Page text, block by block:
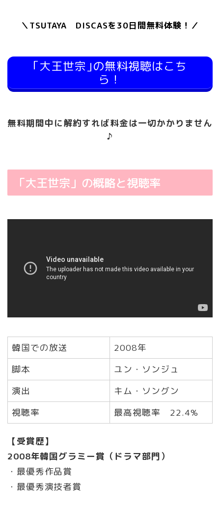
＼TSUTAYA DISCASを30日間無料体験！／
｢大王世宗｣の無料視聴はこち
ら！
無料期間中に解約すれば料金は一切かかりません
♪
「大王世宗」の概略と視聴率
韓国での放送
2008年
脚本
ユン・ソンジュ
演出
キム・ソングン
視聴率
最高視聴率 22.4%
【受賞歴】
2008年韓国グラミー賞（ドラマ部門）
・最優秀作品賞
・最優秀演技者賞